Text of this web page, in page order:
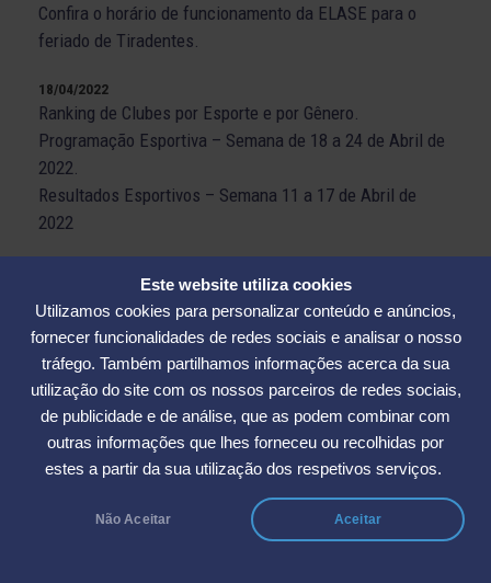
Este website utiliza cookies
Utilizamos cookies para personalizar conteúdo e anúncios,
fornecer funcionalidades de redes sociais e analisar o nosso
tráfego. Também partilhamos informações acerca da sua
utilização do site com os nossos parceiros de redes sociais,
de publicidade e de análise, que as podem combinar com
outras informações que lhes forneceu ou recolhidas por
estes a partir da sua utilização dos respetivos serviços.
Não Aceitar Aceitar
Confira o horário de funcionamento da ELASE para o
feriado de Tiradentes.
18/04/2022
Ranking de Clubes por Esporte e por Gênero.
Programação Esportiva – Semana de 18 a 24 de Abril de
2022.
Resultados Esportivos – Semana 11 a 17 de Abril de
2022
Nos dias 09 e 10 de Abril a Elase sediou a 1ª etapa do
Campeonato Estadual de Voleibol Masculino Sub 17.
12/04/2022
ELASE convoca os associados para as Assembleias
gerais e serem realizadas no dia 18/04/2022.
11/04/2022
O futsal da ELASE representou o Clube no Campeonato
Estadual e na Copa Catarinense.